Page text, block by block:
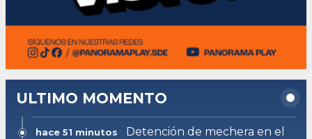
ULTIMO MOMENTO
hace 51 minutos
Detención de mechera en el